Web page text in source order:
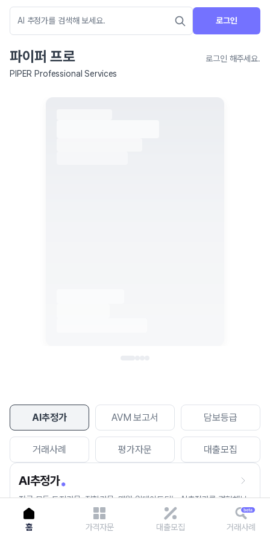
로그인
파이퍼 프로
로그인 해주세요.
PIPER Professional Services
AI추정가 AVM 보고서 담보등급
거래사례 평가자문 대출모집
AI추정가
전국 모든 토지건물, 집합건물, 매월 업데이트되는 AI추정가를 경험해보
세요.
홈 가격자문 대출모집 거래사례